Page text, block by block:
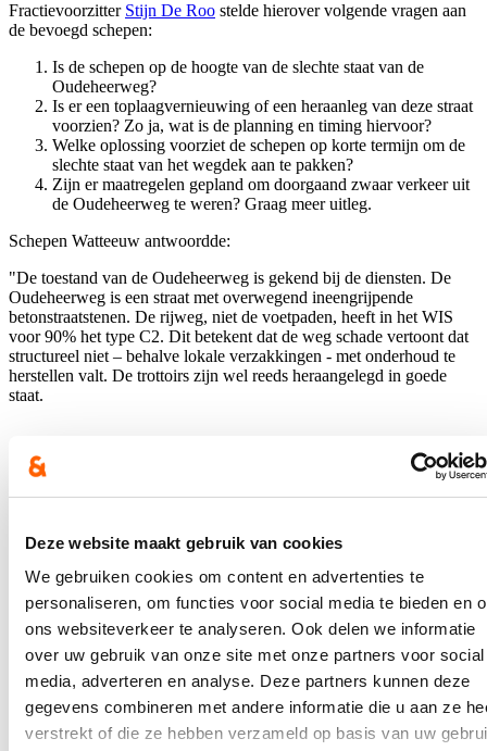
Deze website maakt gebruik van cookies
We gebruiken cookies om content en advertenties te
personaliseren, om functies voor social media te bieden en
ons websiteverkeer te analyseren. Ook delen we informatie
over uw gebruik van onze site met onze partners voor social
media, adverteren en analyse. Deze partners kunnen deze
gegevens combineren met andere informatie die u aan ze
verstrekt of die ze hebben verzameld op basis van uw
Fractievoorzitter Stijn De Roo stelde hierover volgende vragen aan
de bevoegd schepen:
Is de schepen op de hoogte van de slechte staat van de
Oudeheerweg?
Is er een toplaagvernieuwing of een heraanleg van deze straat
voorzien? Zo ja, wat is de planning en timing hiervoor?
Welke oplossing voorziet de schepen op korte termijn om de
slechte staat van het wegdek aan te pakken?
Zijn er maatregelen gepland om doorgaand zwaar verkeer uit
de Oudeheerweg te weren? Graag meer uitleg.
Schepen Watteeuw antwoordde:
"De toestand van de Oudeheerweg is gekend bij de diensten. De
Oudeheerweg is een straat met overwegend ineengrijpende
betonstraatstenen. De rijweg, niet de voetpaden, heeft in het WIS
voor 90% het type C2. Dit betekent dat de weg schade vertoont dat
structureel niet – behalve lokale verzakkingen - met onderhoud te
herstellen valt. De trottoirs zijn wel reeds heraangelegd in goede
staat.
Het Mobiliteitsbedrijf deelt ons mee dat er meerder problemen zijn
die bij een heraanleg aangepakt moeten worden. De problemen
betreffen niet enkel het doorgaand zwaar verkeer, maar ook de
hoeveelheid doorgaand verkeer en de snelheid. Ook de
verkeersveiligheid voor de actieve weggebruikers is niet voldoende
in deze straat. Omwille van bovenstaande redenen werd de
Oudeheerweg geïdentificeerd als hoofdknelpunt binnen het
wijkmobiliteitsplan.